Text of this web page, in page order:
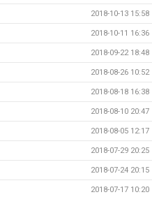
2018-10-13 15:58
2018-10-11 16:36
2018-09-22 18:48
2018-08-26 10:52
2018-08-18 16:38
2018-08-10 20:47
2018-08-05 12:17
2018-07-29 20:25
2018-07-24 20:15
2018-07-17 10:20